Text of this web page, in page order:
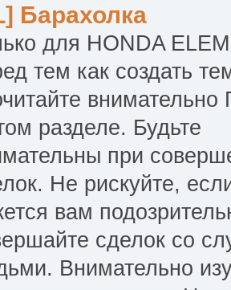
Барахолка
для HONDA
тем как создать
разделе. Будьте
при
Не рискуйте,
вам
сделок со
Внимательно